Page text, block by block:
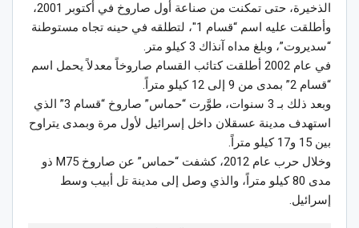
الذخيرة، حتى تمكنت من صناعة أول صاروخ في أكتوبر 2001،
وأطلقت عليه اسم “قسام 1″، لتطلقه في حينه تجاه مستوطنة
“سديروت”، وبلغ مداه آنذاك 3 كيلو متر.
في عام 2002 أطلقت كتائب القسام صاروخاً معدلاً يحمل اسم
“قسام 2” بمدى من 9 إلى 12 كيلو متراً.
وبعد ذلك بـ 3 سنوات، طوَّرت “حماس” صاروخ “قسام 3” الذي
استهدف مدينة عسقلان داخل إسرائيل لأول مرة وبمدى يتراوح
بين 15 و17 كيلو متراً.
وخلال حرب عام 2012، كشفت “حماس” عن صاروخ M75 ذو
مدى 80 كيلو متراً، والذي وصل إلى مدينة تل أبيب وسط
إسرائيل.